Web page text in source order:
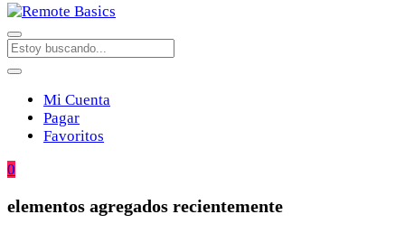
Mi Cuenta
Pagar
Favoritos
0
elementos agregados recientemente